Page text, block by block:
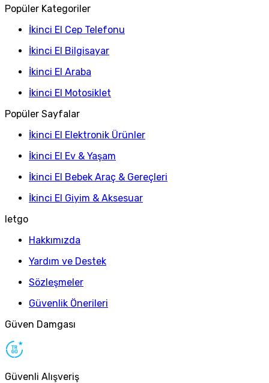
Popüler Kategoriler
İkinci El Cep Telefonu
İkinci El Bilgisayar
İkinci El Araba
İkinci El Motosiklet
Popüler Sayfalar
İkinci El Elektronik Ürünler
İkinci El Ev & Yaşam
İkinci El Bebek Araç & Gereçleri
İkinci El Giyim & Aksesuar
letgo
Hakkımızda
Yardım ve Destek
Sözleşmeler
Güvenlik Önerileri
Güven Damgası
Güvenli Alışveriş